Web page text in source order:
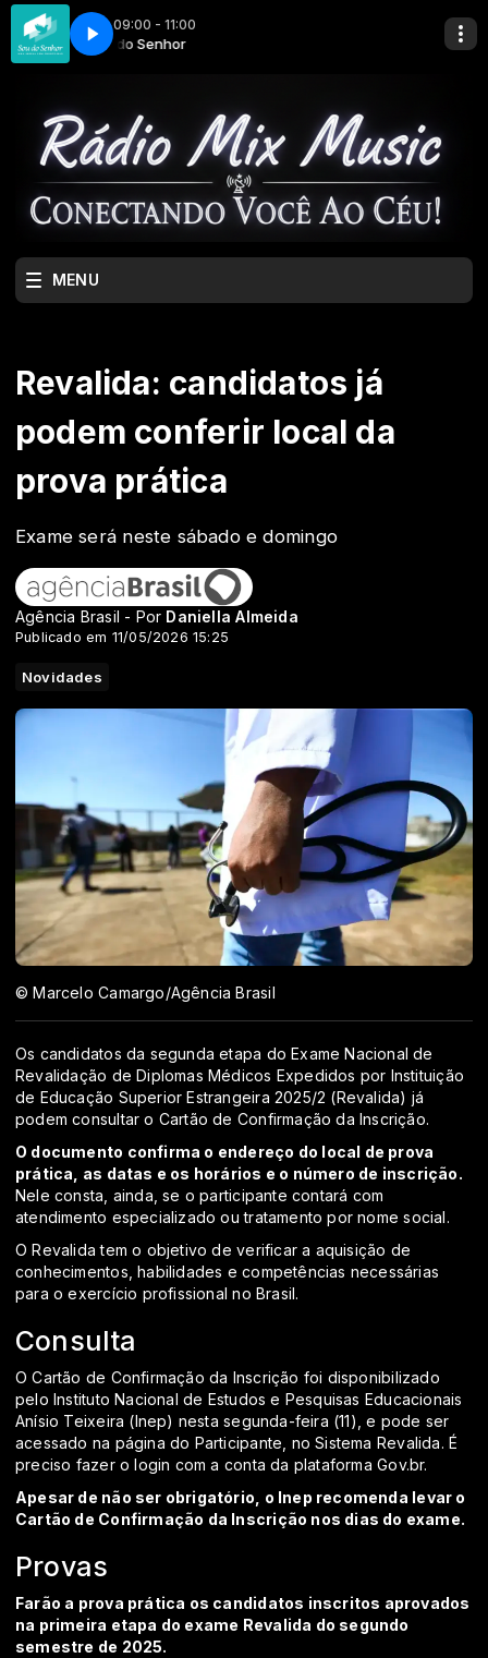
09:00 - 11:00
Sou do Senhor
MENU
Revalida: candidatos já
podem conferir local da
prova prática
Exame será neste sábado e domingo
Agência Brasil - Por Daniella Almeida
Publicado em 11/05/2026 15:25
Novidades
© Marcelo Camargo/Agência Brasil
Os candidatos da segunda etapa do Exame Nacional de
Revalidação de Diplomas Médicos Expedidos por Instituição
de Educação Superior Estrangeira 2025/2 (Revalida) já
podem consultar o Cartão de Confirmação da Inscrição.
O documento confirma o endereço do local de prova
prática, as datas e os horários e o número de inscrição.
Nele consta, ainda, se o participante contará com
atendimento especializado ou tratamento por nome social.
O Revalida tem o objetivo de verificar a aquisição de
conhecimentos, habilidades e competências necessárias
para o exercício profissional no Brasil.
Consulta
O Cartão de Confirmação da Inscrição foi disponibilizado
pelo Instituto Nacional de Estudos e Pesquisas Educacionais
Anísio Teixeira (Inep) nesta segunda-feira (11), e pode ser
acessado na página do Participante, no Sistema Revalida. É
preciso fazer o login com a conta da plataforma Gov.br.
Apesar de não ser obrigatório, o Inep recomenda levar o
Cartão de Confirmação da Inscrição nos dias do exame.
Provas
Farão a prova prática os candidatos inscritos aprovados
na primeira etapa do exame Revalida do segundo
semestre de 2025.